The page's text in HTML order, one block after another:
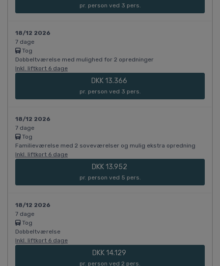
pr. person ved 3 pers.
18/12 2026
7 dage
Tog
Dobbeltværelse med mulighed for 2 opredninger
Inkl. liftkort 6 dage
DKK 13.366
pr. person ved 3 pers.
18/12 2026
7 dage
Tog
Familieværelse med 2 soveværelser og mulig ekstra opredning
Inkl. liftkort 6 dage
DKK 13.952
pr. person ved 5 pers.
18/12 2026
7 dage
Tog
Dobbeltværelse
Inkl. liftkort 6 dage
DKK 14.129
pr. person ved 2 pers.